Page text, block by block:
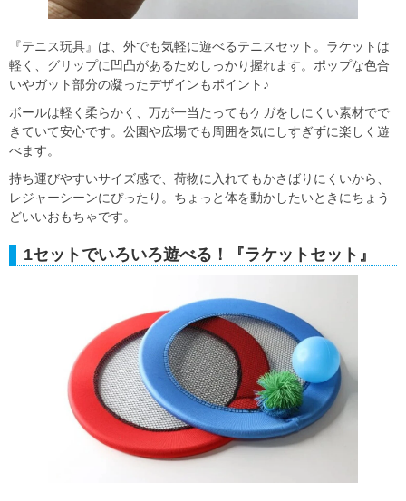
『テニス玩具』は、外でも気軽に遊べるテニスセット。ラケットは
軽く、グリップに凹凸があるためしっかり握れます。ポップな色合
いやガット部分の凝ったデザインもポイント♪
ボールは軽く柔らかく、万が一当たってもケガをしにくい素材でで
きていて安心です。公園や広場でも周囲を気にしすぎずに楽しく遊
べます。
持ち運びやすいサイズ感で、荷物に入れてもかさばりにくいから、
レジャーシーンにぴったり。ちょっと体を動かしたいときにちょう
どいいおもちゃです。
1セットでいろいろ遊べる！『ラケットセット』